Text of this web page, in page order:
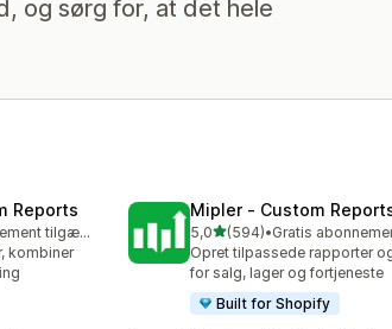
og sørg for, at det hele
Reports
Gratis abonnement tilgængeligt
kombiner
Mipler ‑ Custom
5,0ud af 5 stjerner
(594)
594 anmeldelser i alt
•
Opret tilpassede rapporter
for salg, lager og fortjeneste
Built for Shopify